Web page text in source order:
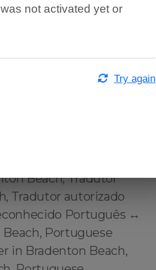
em Bradenton
Portuguese to
Official Brazilian
in Bradenton Beach,
Beach, Tradutor
Tradutor autorizado
Português ↔️
Portuguese
in Bradenton Beach,
not activated yet or
Try again